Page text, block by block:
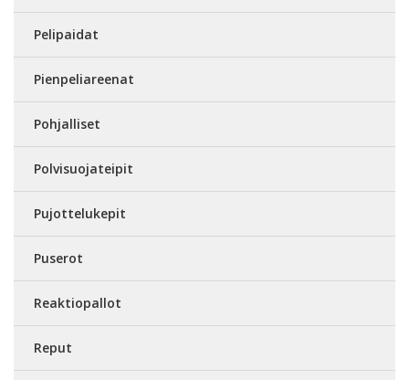
Pelipaidat
Pienpeliareenat
Pohjalliset
Polvisuojateipit
Pujottelukepit
Puserot
Reaktiopallot
Reput